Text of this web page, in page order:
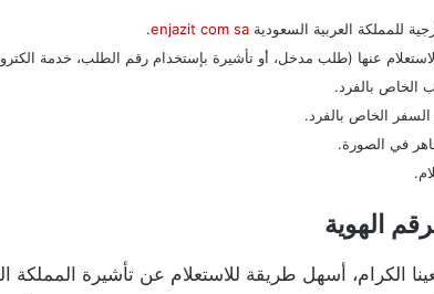
للمملكة العربية السعودية enjazit com sa
.
عنها (طلب مدخل، أو تأشيرة بإستخدام رقم الطلب، خدمة
الخاص بالفرد.
الخاص بالفرد.
في الصورة.
الهوية
الكرام، أسهل طريقة للاستعلام عن تأشيرة